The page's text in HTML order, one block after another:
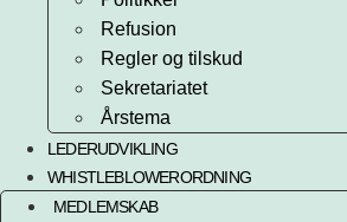
Refusion
Regler og tilskud
Sekretariatet
Årstema
LEDERUDVIKLING
WHISTLEBLOWERORDNING
MEDLEMSKAB